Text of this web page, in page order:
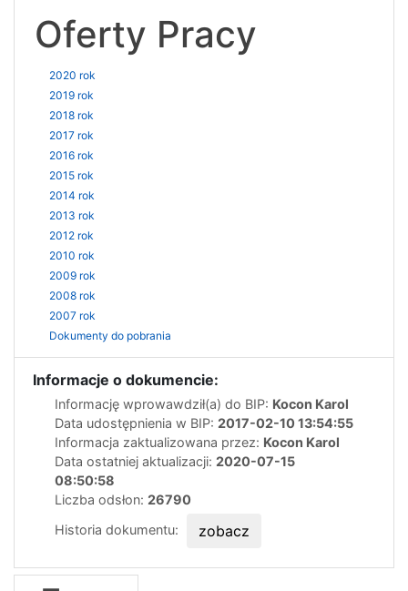
Oferty Pracy
2020 rok
2019 rok
2018 rok
2017 rok
2016 rok
2015 rok
2014 rok
2013 rok
2012 rok
2010 rok
2009 rok
2008 rok
2007 rok
Dokumenty do pobrania
Informacje o dokumencie:
Informację wprowawdził(a) do BIP: Kocon Karol
Data udostępnienia w BIP: 2017-02-10 13:54:55
Informacja zaktualizowana przez: Kocon Karol
Data ostatniej aktualizacji: 2020-07-15
08:50:58
Liczba odsłon: 26790
Historia dokumentu:
zobacz